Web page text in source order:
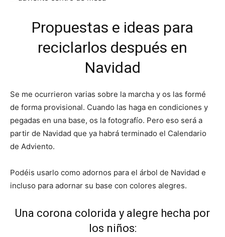
Propuestas e ideas para
reciclarlos después en
Navidad
Se me ocurrieron varias sobre la marcha y os las formé
de forma provisional. Cuando las haga en condiciones y
pegadas en una base, os la fotografío. Pero eso será a
partir de Navidad que ya habrá terminado el Calendario
de Adviento.
Podéis usarlo como adornos para el árbol de Navidad e
incluso para adornar su base con colores alegres.
Una corona colorida y alegre hecha por
los niños: